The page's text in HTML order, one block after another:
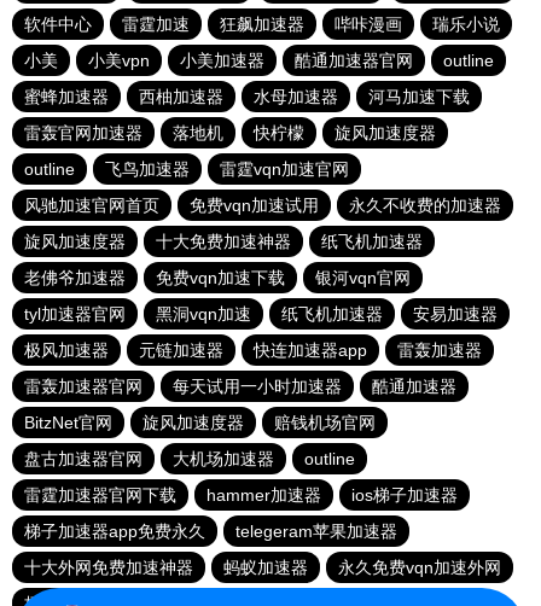
软件中心
雷霆加速 狂飙加速器 哔咔漫画
瑞乐小说
小美
小美vpn 小美加速器 酷通加速器官网
outline
蜜蜂加速器
西柚加速器 水母加速器
河马加速下载
雷轰官网加速器
落地机 快柠檬
旋风加速度器
outline
飞鸟加速器
雷霆vqn加速官网
风驰加速官网首页
免费vqn加速试用
永久不收费的加速器
旋风加速度器
十大免费加速神器
纸飞机加速器
老佛爷加速器
免费vqn加速下载
银河vqn官网
tyl加速器官网
黑洞vqn加速 纸飞机加速器
安易加速器
极风加速器
元链加速器 快连加速器app
雷轰加速器
雷轰加速器官网
每天试用一小时加速器
酷通加速器
BitzNet官网
旋风加速度器
赔钱机场官网
盘古加速器官网
大机场加速器
outline
雷霆加速器官网下载
hammer加速器
ios梯子加速器
梯子加速器app免费永久
telegeram苹果加速器
十大外网免费加速神器
蚂蚁加速器
永久免费vqn加速外网